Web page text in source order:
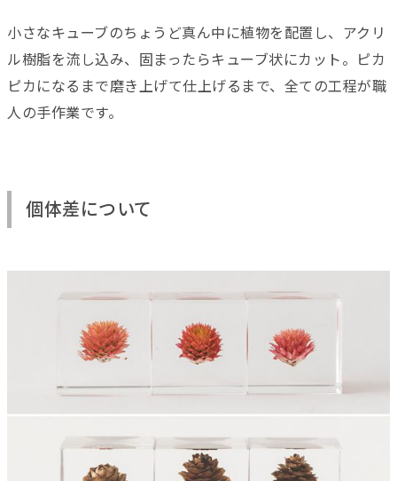
小さなキューブのちょうど真ん中に植物を配置し、アクリ
ル樹脂を流し込み、固まったらキューブ状にカット。ピカ
ピカになるまで磨き上げて仕上げるまで、全ての工程が職
人の手作業です。
個体差について